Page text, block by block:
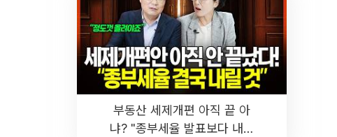
부동산 세제개편 아직 끝 아
냐? "종부세율 발표보다 내릴